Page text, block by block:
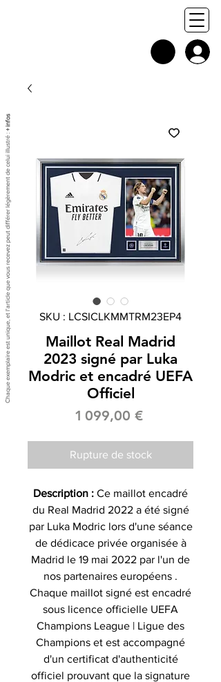
SKU : LCSICLKMMTRM23EP4
Maillot Real Madrid
2023 signé par Luka
Modric et encadré UEFA
Officiel
1 099,00 €Prix
Rupture de stock
Description : Ce maillot encadré
du Real Madrid 2022 a été signé
par Luka Modric lors d'une séance
de dédicace privée organisée à
Madrid le 19 mai 2022 par l'un de
nos partenaires européens .
Chaque maillot signé est encadré
sous licence officielle UEFA
Champions League | Ligue des
Champions et est accompagné
d'un certificat d'authenticité
officiel prouvant que la signature
Chaque exemplaire est unique, et l'article que vous recevez peut différer légèrement de celui illustré :
+ infos